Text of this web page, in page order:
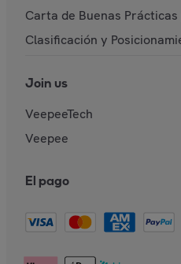
Carta de Buenas
Clasificación y
Join us
VeepeeTech
Veepee
El pago